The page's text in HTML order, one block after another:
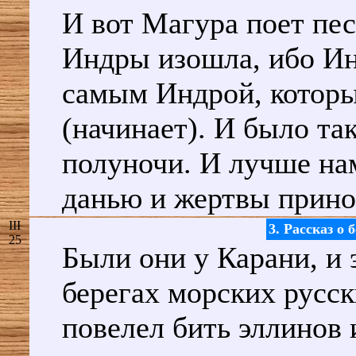
И вот Магура поет
Индры изошла, ибо
самым Индрой,
(начинает). И было
полуночи. И лучше
данью и жертвы
III
25
3. Рассказ о
Были они у Карани, и
берегах морских
повелел бить